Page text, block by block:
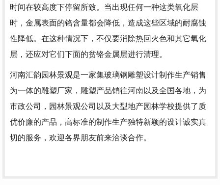
时间在较高度下停留所致。当出现任何一种这类氧化层
时，金属表面的铬含量都会降低，造成这些区域的耐腐蚀
性降低。在这种情况下，不仅要消除热回火色和其它氧化
层，还应对它们下面的贫铬金属层进行清理。
河南汇韵园林景观是一家集玻璃钢雕塑设计制作生产销售
为一体的雕塑厂家，雕塑产品销往河南以及全国各地，为
市政公司，园林景观公司以及大型地产园林学校提供了质
优价廉的产品，高标准的制作生产独特新颖的设计诚实真
切的服务，欢迎各界朋友前来洽谈合作。